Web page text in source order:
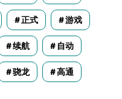
正式 游戏
续航 自动
骁龙 高通